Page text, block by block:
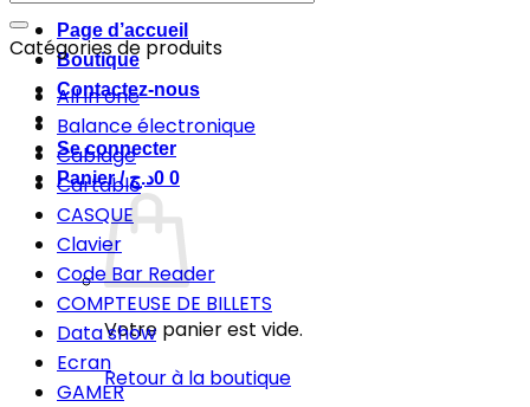
Page d’accueil
Boutique
Contactez-nous
Se connecter
Panier /
0د.ج 0
Votre panier est vide.
Retour à la boutique
pour :
Catégories de produits
All in one
Balance électronique
Cablage
Cartable
CASQUE
Clavier
Code Bar Reader
COMPTEUSE DE BILLETS
Data show
Ecran
GAMER